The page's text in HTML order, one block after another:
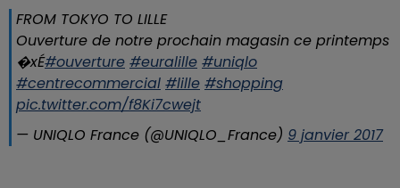
FROM TOKYO TO LILLE
Ouverture de notre prochain magasin ce printemps
�xÉ#ouverture #euralille #uniqlo
#centrecommercial #lille #shopping
pic.twitter.com/f8Ki7cwejt
— UNIQLO France (@UNIQLO_France) 9 janvier 2017